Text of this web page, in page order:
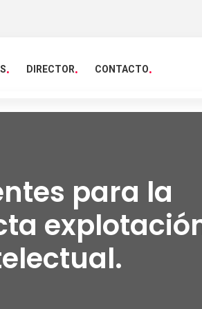
DIRECTOR CONTACTO
para la